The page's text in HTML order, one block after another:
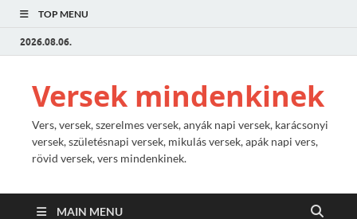
TOP MENU
2026.08.06.
Versek mindenkinek
Vers, versek, szerelmes versek, anyák napi versek, karácsonyi
versek, születésnapi versek, mikulás versek, apák napi vers,
rövid versek, vers mindenkinek.
MAIN MENU